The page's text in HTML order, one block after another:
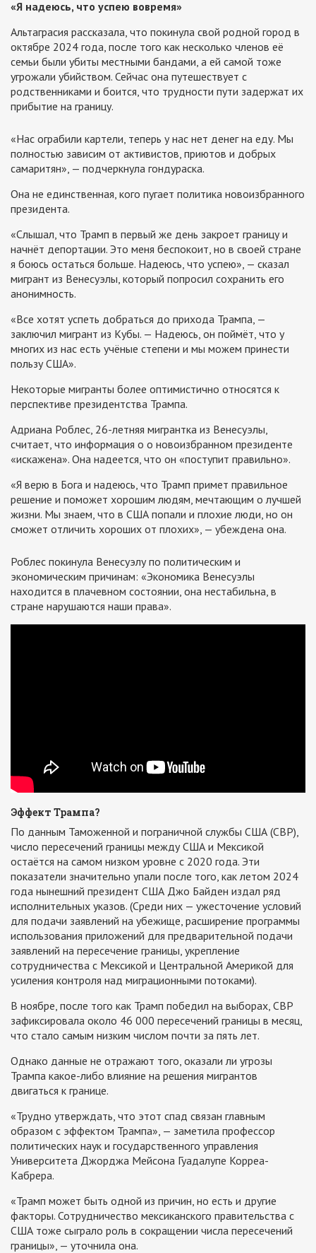
«Я надеюсь, что успею вовремя»
Альтаграсия рассказала, что покинула свой родной город в
октябре 2024 года, после того как несколько членов её
семьи были убиты местными бандами, а ей самой тоже
угрожали убийством. Сейчас она путешествует с
родственниками и боится, что трудности пути задержат их
прибытие на границу.
«Нас ограбили картели, теперь у нас нет денег на еду. Мы
полностью зависим от активистов, приютов и добрых
самаритян», — подчеркнула гондураска.
Она не единственная, кого пугает политика новоизбранного
президента.
«Слышал, что Трамп в первый же день закроет границу и
начнёт депортации. Это меня беспокоит, но в своей стране
я боюсь остаться больше. Надеюсь, что успею», — сказал
мигрант из Венесуэлы, который попросил сохранить его
анонимность.
«Все хотят успеть добраться до прихода Трампа, —
заключил мигрант из Кубы. — Надеюсь, он поймёт, что у
многих из нас есть учёные степени и мы можем принести
пользу США».
Некоторые мигранты более оптимистично относятся к
перспективе президентства Трампа.
Адриана Роблес, 26-летняя мигрантка из Венесуэлы,
считает, что информация о о новоизбранном президенте
«искажена». Она надеется, что он «поступит правильно».
«Я верю в Бога и надеюсь, что Трамп примет правильное
решение и поможет хорошим людям, мечтающим о лучшей
жизни. Мы знаем, что в США попали и плохие люди, но он
сможет отличить хороших от плохих», — убеждена она.
Роблес покинула Венесуэлу по политическим и
экономическим причинам: «Экономика Венесуэлы
находится в плачевном состоянии, она нестабильна, в
стране нарушаются наши права».
Эффект Трампа?
По данным Таможенной и пограничной службы США (CBP),
число пересечений границы между США и Мексикой
остаётся на самом низком уровне с 2020 года. Эти
показатели значительно упали после того, как летом 2024
года нынешний президент США Джо Байден издал ряд
исполнительных указов. (Среди них — ужесточение условий
для подачи заявлений на убежище, расширение программы
использования приложений для предварительной подачи
заявлений на пересечение границы, укрепление
сотрудничества с Мексикой и Центральной Америкой для
усиления контроля над миграционными потоками).
В ноябре, после того как Трамп победил на выборах, CBP
зафиксировала около 46 000 пересечений границы в месяц,
что стало самым низким числом почти за пять лет.
Однако данные не отражают того, оказали ли угрозы
Трампа какое-либо влияние на решения мигрантов
двигаться к границе.
«Трудно утверждать, что этот спад связан главным
образом с эффектом Трампа», — заметила профессор
политических наук и государственного управления
Университета Джорджа Мейсона Гуадалупе Корреа-
Кабрера.
«Трамп может быть одной из причин, но есть и другие
факторы. Сотрудничество мексиканского правительства с
США тоже сыграло роль в сокращении числа пересечений
границы», — уточнила она.